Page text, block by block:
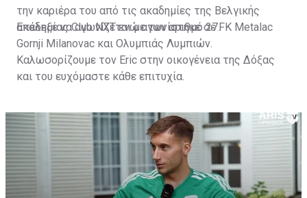
την καριέρα του από τις ακαδημίες της Βελγικής
ακαδημίας Club NXT ενώ αγωνίστηκε σε FK Metalac
Gornji Milanovac και Ολυμπιάς Λυμπιών.
Επέλεξε να αγωνίζεται με τον αριθμό 27.
Καλωσορίζουμε τον Eric στην οικογένεια της Δόξας
και του ευχόμαστε κάθε επιτυχία.